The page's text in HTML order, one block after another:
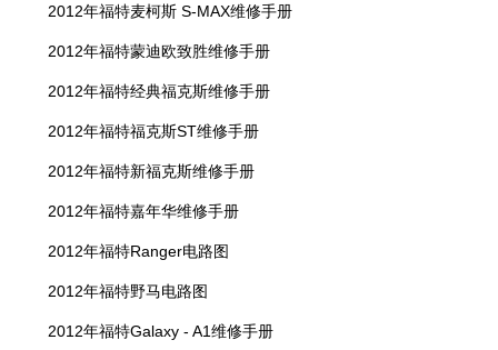
2012年福特麦柯斯 S-MAX维修手册
2012年福特蒙迪欧致胜维修手册
2012年福特经典福克斯维修手册
2012年福特福克斯ST维修手册
2012年福特新福克斯维修手册
2012年福特嘉年华维修手册
2012年福特Ranger电路图
2012年福特野马电路图
2012年福特Galaxy - A1维修手册